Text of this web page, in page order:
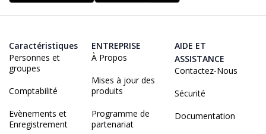
Caractéristiques
Personnes et
groupes
Comptabilité
Evènements et
Enregistrement
ENTREPRISE
À Propos
Mises à jour des
produits
Programme de
partenariat
AIDE ET
ASSISTANCE
Contactez-Nous
Sécurité
Documentation